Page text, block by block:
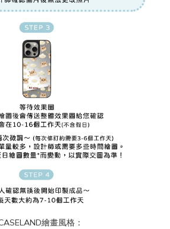
繪畫風格：